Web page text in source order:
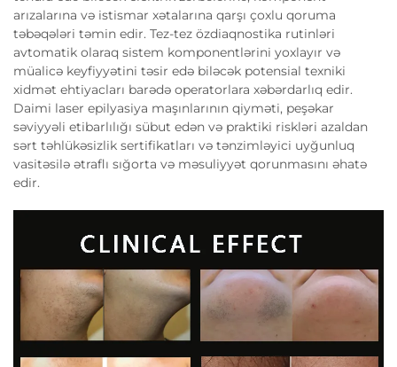
arızalarına və istismar xətalarına qarşı çoxlu qoruma
təbəqələri təmin edir. Tez-tez özdiaqnostika rutinləri
avtomatik olaraq sistem komponentlərini yoxlayır və
müalicə keyfiyyətini təsir edə biləcək potensial texniki
xidmət ehtiyacları barədə operatorlara xəbərdarlıq edir.
Daimi laser epilyasiya maşınlarının qiyməti, peşəkar
səviyyəli etibarlılığı sübut edən və praktiki riskləri azaldan
sərt təhlükəsizlik sertifikatları və tənzimləyici uyğunluq
vasitəsilə ətraflı sığorta və məsuliyyət qorunmasını əhatə
edir.